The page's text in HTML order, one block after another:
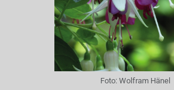
Foto: Wolfram Hänel